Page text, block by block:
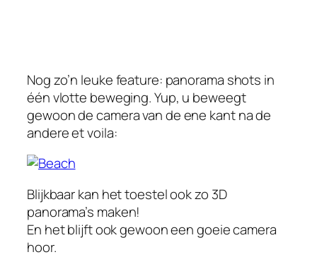
Nog zo’n leuke feature: panorama shots in
één vlotte beweging. Yup, u beweegt
gewoon de camera van de ene kant na de
andere et voila:
Blijkbaar kan het toestel ook zo 3D
panorama’s maken!
En het blijft ook gewoon een goeie camera
hoor.